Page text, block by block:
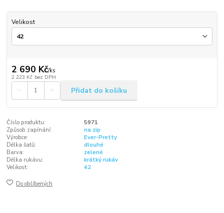
Velikost
2 690 Kč/ks
2 223 Kč bez DPH
Přidat do košíku
Číslo produktu:
5971
Způsob zapínání:
na zip
Výrobce:
Ever-Pretty
Délka šatů:
dlouhé
Barva:
zelené
Délka rukávu:
krátký rukáv
Velikost:
42
Do oblíbených